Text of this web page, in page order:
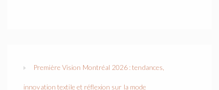
Première Vision Montréal 2026 : tendances,
innovation textile et réflexion sur la mode